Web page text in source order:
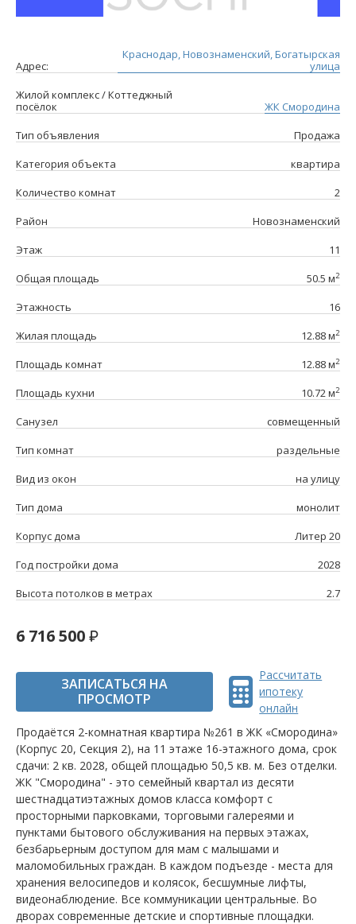
Адрес:
Краснодар, Новознаменский, Богатырская
улица
Жилой комплекс / Коттеджный
посёлок
ЖК Смородина
Тип объявления
Продажа
Категория объекта
квартира
Количество комнат
2
Район
Новознаменский
Этаж
11
Общая площадь
50.5 м2
Этажность
16
Жилая площадь
12.88 м2
Площадь комнат 12.88 м2
Площадь кухни 10.72 м2
Санузел
совмещенный
Тип комнат
раздельные
Вид из окон
на улицу
Тип дома
монолит
Корпус дома
Литер 20
Год постройки дома
2028
Высота потолков в метрах
2.7
6 716 500
ЗАПИСАТЬСЯ НА
ПРОСМОТР
Рассчитать
ипотеку
онлайн
Продаётся 2-комнатная квартира №261 в ЖК «Смородина»
(Корпус 20, Секция 2), на 11 этаже 16-этажного дома, срок
сдачи: 2 кв. 2028, общей площадью 50,5 кв. м. Без отделки.
ЖК "Смородина" - это семейный квартал из десяти
шестнадцатиэтажных домов класса комфорт с
просторными парковками, торговыми галереями и
пунктами бытового обслуживания на первых этажах,
безбарьерным доступом для мам с малышами и
маломобильных граждан. В каждом подъезде - места для
хранения велосипедов и колясок, бесшумные лифты,
видеонаблюдение. Все коммуникации центральные. Во
дворах современные детские и спортивные площадки.